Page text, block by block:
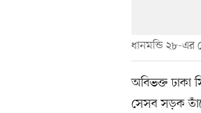
ধানমন্ডি ২৮-
অবিভক্ত ঢাকা
সেসব সড়ক